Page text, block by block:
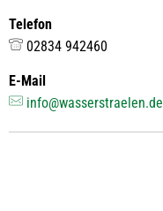
Telefon
02834 942460
E-Mail
info@wasserstraelen.de